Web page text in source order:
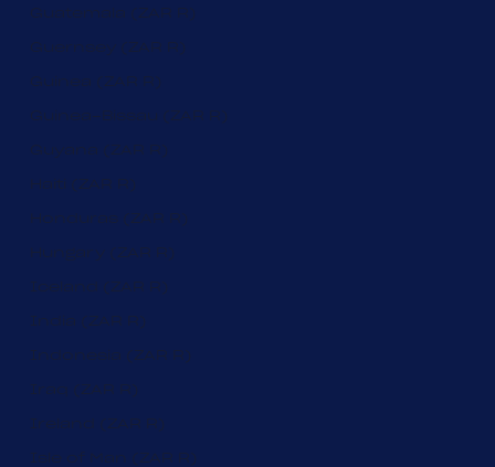
Guatemala (ZAR R)
Guernsey (ZAR R)
Guinea (ZAR R)
Guinea-Bissau (ZAR R)
Guyana (ZAR R)
Haiti (ZAR R)
Honduras (ZAR R)
Hungary (ZAR R)
Iceland (ZAR R)
India (ZAR R)
Indonesia (ZAR R)
Iraq (ZAR R)
Ireland (ZAR R)
Isle of Man (ZAR R)